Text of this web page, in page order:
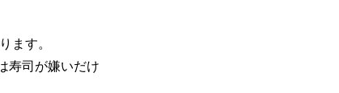
ます。
司が嫌いだけ